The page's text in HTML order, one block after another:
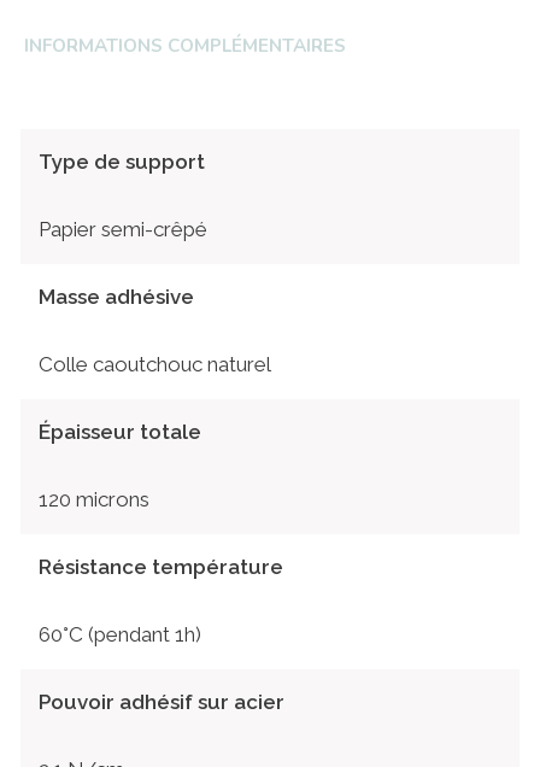
INFORMATIONS COMPLÉMENTAIRES
Type de support
Papier semi-crêpé
Masse adhésive
Colle caoutchouc naturel
Épaisseur totale
120 microns
Résistance température
60°C (pendant 1h)
Pouvoir adhésif sur acier